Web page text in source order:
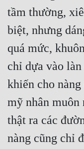
tầm thường,
biệt, nhưng
quá mức,
chỉ dựa vào
khiến cho
mỹ nhân muôn
thật ra các
nàng cũng chỉ